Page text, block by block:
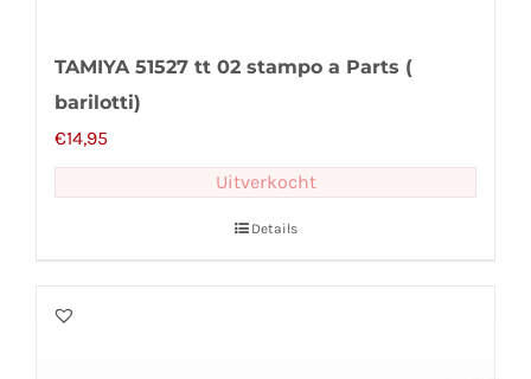
TAMIYA 51527 tt 02 stampo a Parts (
barilotti)
€14,95
Uitverkocht
Details